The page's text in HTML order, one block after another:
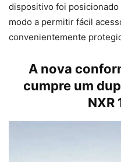
dispositivo foi
modo a permitir fácil
convenientemente
A nova
cumpre um
NXR